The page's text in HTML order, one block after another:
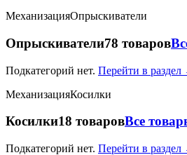
МеханизацияОпрыскиватели
Опрыскиватели78 товаров
Подкатегорий нет. Перейти в раздел
МеханизацияКосилки
Косилки18 товаровВсе
Подкатегорий нет. Перейти в раздел